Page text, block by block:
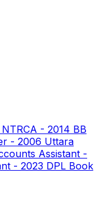
- 2014 BB
- 2006 Uttara
Assistant -
- 2023 DPL Book